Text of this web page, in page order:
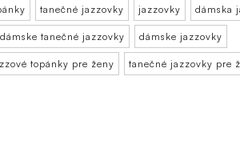
tanečné jazzovky jazzovky dámska
dámske tanečné jazzovky dámske jazzovky
topánky pre ženy tanečné jazzovky pre